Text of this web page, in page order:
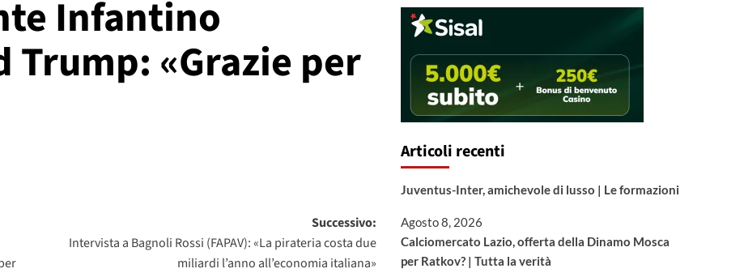
Infantino
«Grazie per
Successivo:
Intervista a Bagnoli Rossi (FAPAV): «La pirateria costa due
miliardi l’anno all’economia italiana»
Articoli recenti
Juventus-Inter, amichevole di lusso | Le formazioni
Agosto 8, 2026
Calciomercato Lazio, offerta della Dinamo Mosca
per Ratkov? | Tutta la verità